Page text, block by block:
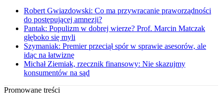
Robert Gwiazdowski: Co ma przywracanie praworządności
do postępującej amnezji?
Pantak: Populizm w dobrej wierze? Prof. Marcin Matczak
głęboko się myli
Szymaniak: Premier przeciął spór w sprawie asesorów, ale
idąc na łatwiznę
Michał Ziemiak, rzecznik finansowy: Nie skazujmy
konsumentów na sąd
Promowane treści